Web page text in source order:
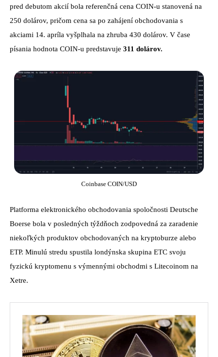
pred debutom akcií bola referenčná cena COIN-u stanovená na
250 dolárov, pričom cena sa po zahájení obchodovania s
akciami 14. apríla vyšplhala na zhruba 430 dolárov. V čase
písania hodnota COIN-u predstavuje 311 dolárov.
Coinbase COIN/USD
Platforma elektronického obchodovania spoločnosti Deutsche
Boerse bola v posledných týždňoch zodpovedná za zaradenie
niekoľkých produktov obchodovaných na kryptoburze alebo
ETP. Minulú stredu spustila londýnska skupina ETC svoju
fyzickú kryptomenu s výmennými obchodmi s Litecoinom na
Xetre.